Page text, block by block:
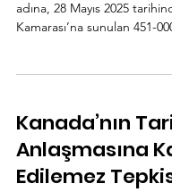
adına, 28 Mayıs 2025
Kamarası’na sunulan 451-
Kanada’nın
Anlaşmasına
Edilemez